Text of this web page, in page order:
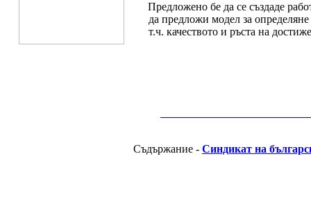
Предложено бе да се създаде
да предложи модел за
т.ч. качеството и ръста на
Съдържание - Синдикат на